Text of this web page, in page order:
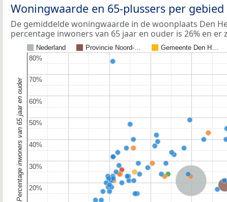
Woningwaarde en 65-plussers per gebied
De gemiddelde woningwaarde in de woonplaats Den
percentage inwoners van 65 jaar en ouder is 26% en er
Nederland Provincie Noord-… Gemeente Den H…
Nederland
Provincie
20%
20%
30%
30%
40%
40%
50%
50%
60%
60%
70%
70%
80%
80%
Percentage inwoners van 65 jaar en ouder